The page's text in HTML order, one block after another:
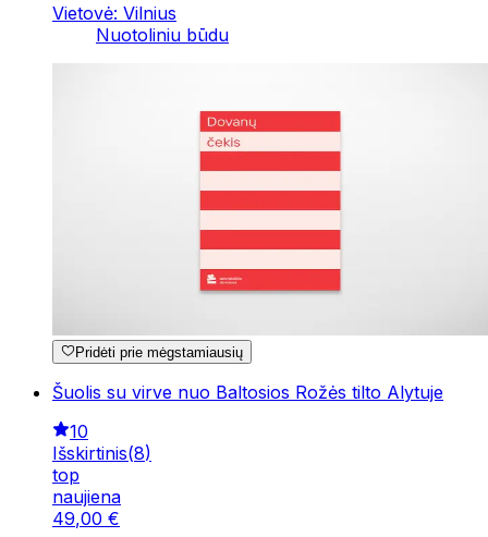
Vietovė: Vilnius
Nuotoliniu būdu
Pridėti prie mėgstamiausių
Šuolis su virve nuo Baltosios Rožės tilto Alytuje
10
Išskirtinis(8)
top
naujiena
49,00 €